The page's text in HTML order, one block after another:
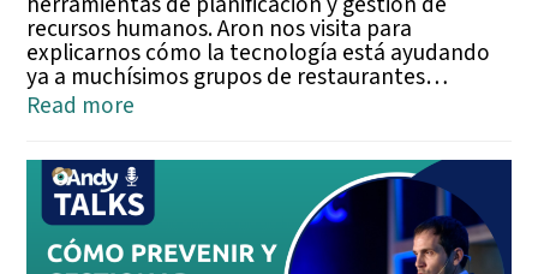
recursos humanos. Aron nos visita para
explicarnos cómo la tecnología está ayudando
ya a muchísimos grupos de restaurantes…
Read more